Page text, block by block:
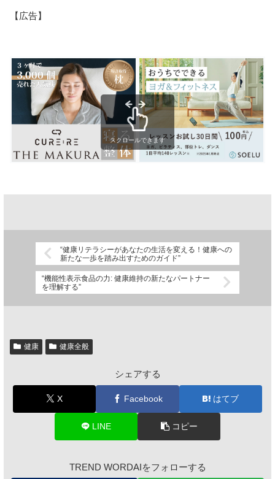
【広告】
スクロールできます
“健康リテラシーがあなたの生活を変える！健康への
新たな一歩を踏み出すためのガイド”
“機能性表示食品の力: 健康維持の新たなパートナー
を理解する”
健康 健康全般
シェアする
X Facebook はてブ
LINE コピー
TREND WORDAIをフォローする